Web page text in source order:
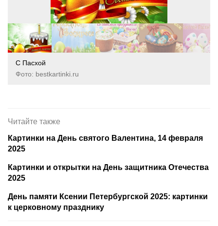
С Пасхой
Фото: bestkartinki.ru
Читайте также
Картинки на День святого Валентина, 14 февраля
2025
Картинки и открытки на День защитника Отечества
2025
День памяти Ксении Петербургской 2025: картинки
к церковному празднику